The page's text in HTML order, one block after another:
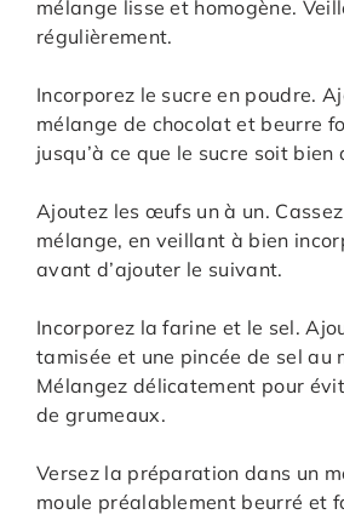
mélange lisse et homogène.
régulièrement.
Incorporez le sucre en poudre.
mélange de chocolat et beurre
jusqu’à ce que le sucre soit bien
Ajoutez les œufs un à un.
mélange, en veillant à bien
avant d’ajouter le suivant.
Incorporez la farine et le sel.
tamisée et une pincée de sel au
Mélangez délicatement pour
de grumeaux.
Versez la préparation dans un
moule préalablement beurré et